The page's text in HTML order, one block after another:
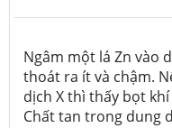
Ngâm một lá Zn vào
thoát ra ít và chậm.
dịch X thì thấy bọt
Chất tan trong dung